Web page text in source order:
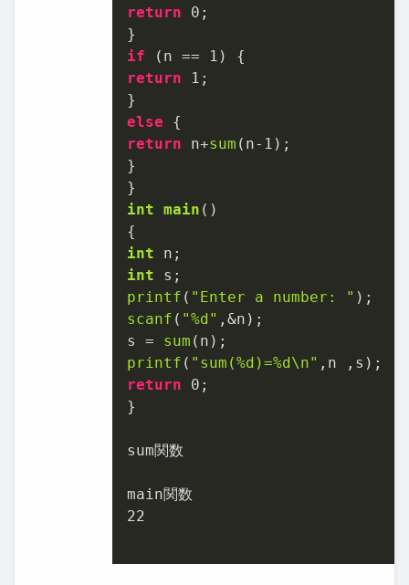
return
0 ;
if (n == 1
return
1 ;
else
return n+sum (n-1 );
}
int main ()
int
int
printf ( "Enter a number: "
scanf ( "%d" ,&n);
s = sum
printf ( "sum(%d)=%d\n"
return
0 ;
}
sum関数
22